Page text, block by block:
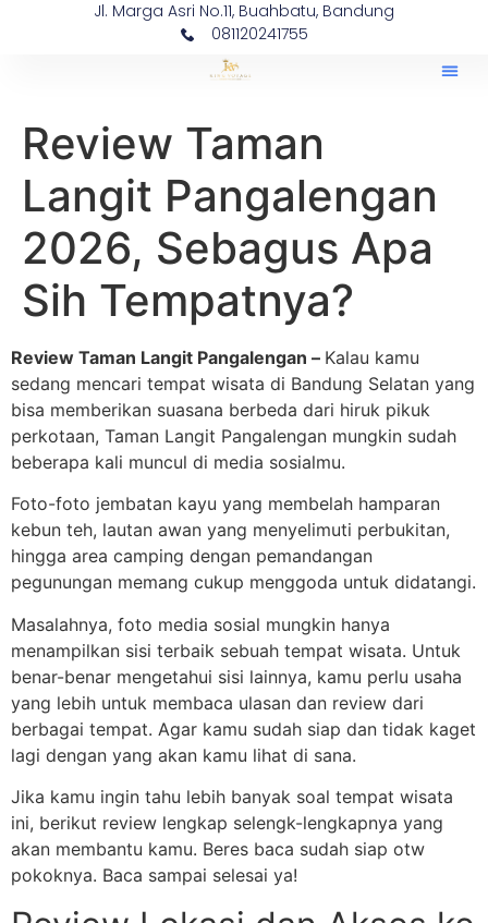
Jl. Marga Asri No.11, Buahbatu, Bandung
081120241755
Review Taman
Langit Pangalengan
2026, Sebagus Apa
Sih Tempatnya?
Review Taman Langit Pangalengan – Kalau kamu
sedang mencari tempat wisata di Bandung Selatan yang
bisa memberikan suasana berbeda dari hiruk pikuk
perkotaan, Taman Langit Pangalengan mungkin sudah
beberapa kali muncul di media sosialmu.
Foto-foto jembatan kayu yang membelah hamparan
kebun teh, lautan awan yang menyelimuti perbukitan,
hingga area camping dengan pemandangan
pegunungan memang cukup menggoda untuk didatangi.
Masalahnya, foto media sosial mungkin hanya
menampilkan sisi terbaik sebuah tempat wisata. Untuk
benar-benar mengetahui sisi lainnya, kamu perlu usaha
yang lebih untuk membaca ulasan dan review dari
berbagai tempat. Agar kamu sudah siap dan tidak kaget
lagi dengan yang akan kamu lihat di sana.
Jika kamu ingin tahu lebih banyak soal tempat wisata
ini, berikut review lengkap selengk-lengkapnya yang
akan membantu kamu. Beres baca sudah siap otw
pokoknya. Baca sampai selesai ya!